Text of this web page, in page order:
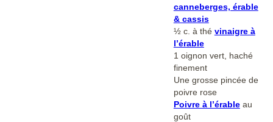
canneberges, érable
& cassis
½ c. à thé vinaigre à
l’érable
1 oignon vert, haché
finement
Une grosse pincée de
poivre rose
Poivre à l’érableau
goût